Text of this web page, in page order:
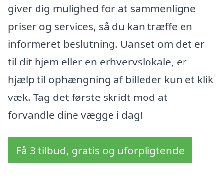
giver dig mulighed for at sammenligne
priser og services, så du kan træffe en
informeret beslutning. Uanset om det er
til dit hjem eller en erhvervslokale, er
hjælp til ophængning af billeder kun et klik
væk. Tag det første skridt mod at
forvandle dine vægge i dag!
Få 3 tilbud, gratis og uforpligtende